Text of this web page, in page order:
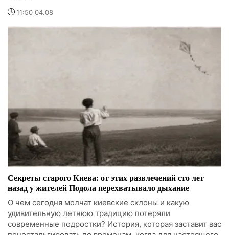
11:50 04.08
Секреты старого Киева: от этих развлечений сто лет
назад у жителей Подола перехватывало дыхание
О чем сегодня молчат киевские склоны и какую
удивительную летнюю традицию потеряли
современные подростки? История, которая заставит вас